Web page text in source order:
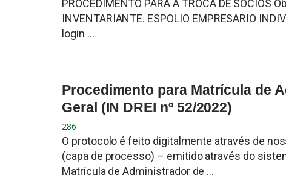
PROCEDIMENTO PARA A TROCA DE
INVENTARIANTE. ESPOLIO EMPRESARIO
login ...
Procedimento para Matrícula de
Geral (IN DREI nº 52/2022)
286
O protocolo é feito digitalmente através de
(capa de processo) – emitido através do
Matrícula de Administrador de ...